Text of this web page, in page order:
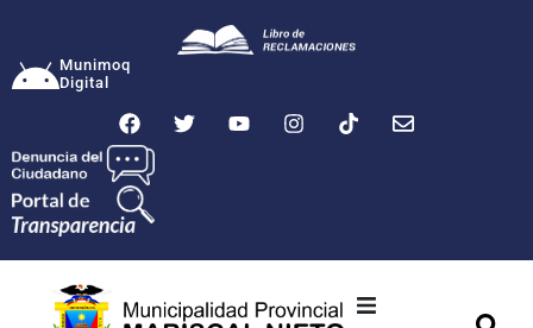
Munimoq
Digital